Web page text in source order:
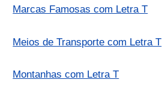
Marcas Famosas com Letra T
Meios de Transporte com Letra T
Montanhas com Letra T